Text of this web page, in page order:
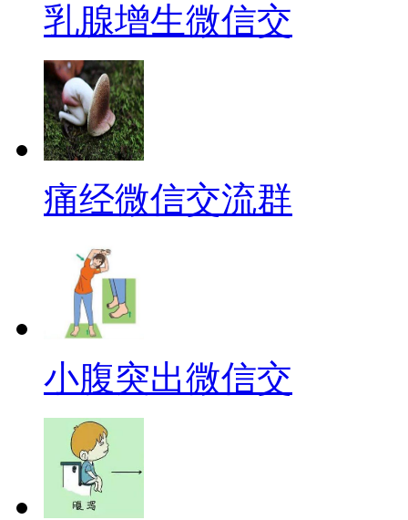
乳腺增生微信交
痛经微信交流群
小腹突出微信交